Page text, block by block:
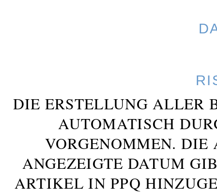
DIE ERSTELLUNG ALLER
AUTOMATISCH
VORGENOMMEN. DIE
ANGEZEIGTE DATUM
ARTIKEL IN PPQ